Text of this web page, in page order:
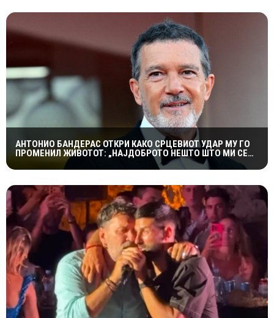
АНТОНИО БАНДЕРАС ОТКРИ КАКО СРЦЕВИОТ УДАР МУ ГО
ПРОМЕНИЛ ЖИВОТОТ: „НАЈДОБРОТО НЕШТО ШТО МИ СЕ
СЛУЧИЛО“